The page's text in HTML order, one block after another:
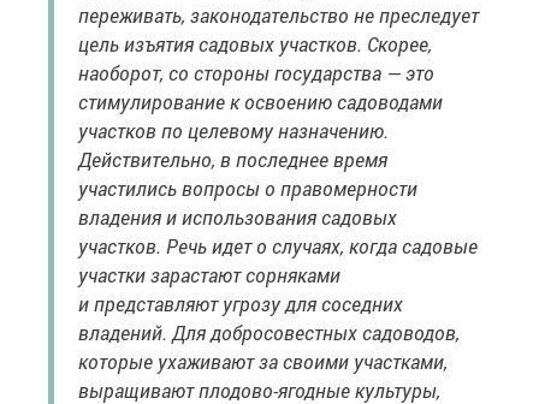
переживать, законодательство не преследует
цель изъятия садовых участков. Скорее,
наоборот, со стороны государства — это
стимулирование к освоению садоводами
участков по целевому назначению.
Действительно, в последнее время
участились вопросы о правомерности
владения и использования садовых
участков. Речь идет о случаях, когда садовые
участки зарастают сорняками
и представляют угрозу для соседних
владений. Для добросовестных садоводов,
которые ухаживают за своими участками,
выращивают плодово-ягодные культуры,